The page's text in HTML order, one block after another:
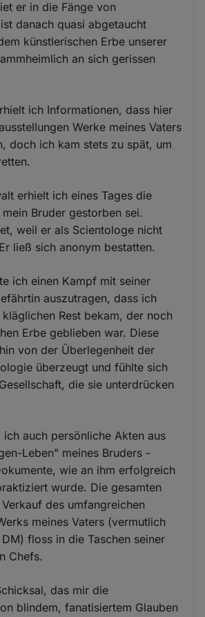
er in die Fänge von
danach quasi abgetaucht
künstlerischen Erbe unserer
an sich gerissen
ich Informationen, dass hier
Werke meines Vaters
doch ich kam stets zu spät, um
erhielt ich eines Tages die
Bruder gestorben sei.
weil er als Scientologe nicht
ließ sich anonym bestatten.
ich einen Kampf mit seiner
auszutragen, dass ich
Rest bekam, der noch
Erbe geblieben war. Diese
von der Überlegenheit der
überzeugt und fühlte sich
die sie unterdrücken
auch persönliche Akten aus
Leben" meines Bruders -
wie an ihm erfolgreich
wurde. Die gesamten
des umfangreichen
meines Vaters (vermutlich
floss in die Taschen seiner
Chefs.
das mir die
blindem, fanatisiertem Glauben